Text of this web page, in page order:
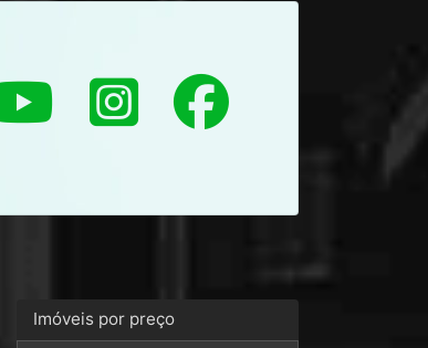
Imóveis por preço